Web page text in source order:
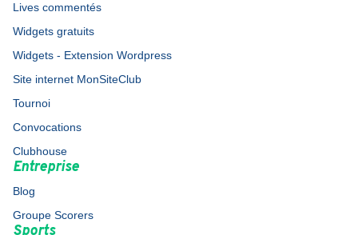
Lives commentés
Widgets gratuits
Widgets - Extension Wordpress
Site internet MonSiteClub
Tournoi
Convocations
Clubhouse
Entreprise
Blog
Groupe Scorers